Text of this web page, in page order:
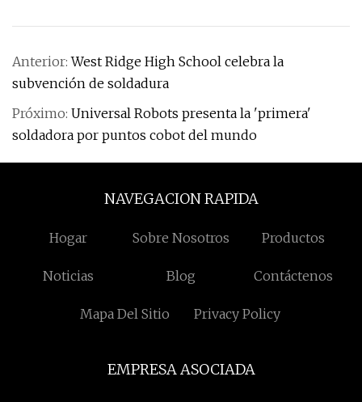
Anterior:West Ridge High School celebra la
subvención de soldadura
Próximo: Universal Robots presenta la 'primera'
soldadora por puntos cobot del mundo
NAVEGACION RAPIDA
Hogar Sobre Nosotros Productos
Noticias Blog Contáctenos
Mapa Del Sitio Privacy Policy
EMPRESA ASOCIADA